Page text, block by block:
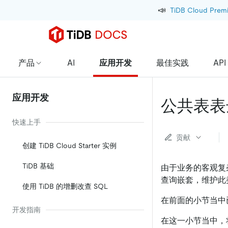
📣 TiDB Cloud
产品 AI 应用开发 最佳实践 API
应用开发
快速上手
创建 TiDB Cloud Starter 实例
TiDB 基础
使用 TiDB 的增删改查 SQL
开发指南
公共表
贡献
由于业务的客观
查询嵌套，维护
在前面的小节当
在这一小节当中